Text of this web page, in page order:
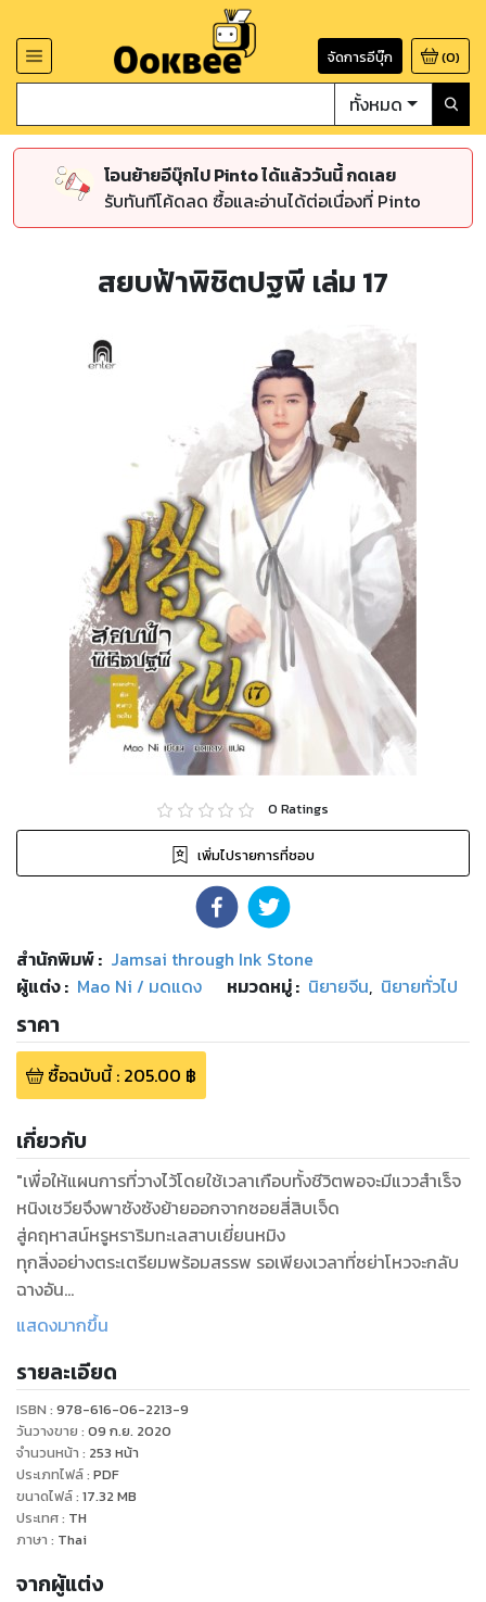
จัดการอีบุ๊ก (0)
ทั้งหมด
โอนย้ายอีบุ๊กไป Pinto ได้แล้ววันนี้ กดเลย
รับทันทีโค้ดลด ซื้อและอ่านได้ต่อเนื่องที่ Pinto
สยบฟ้าพิชิตปฐพี เล่ม 17
0 Ratings
เพิ่มไปรายการที่ชอบ
สำนักพิมพ์: Jamsai through Ink Stone
ผู้แต่ง : Mao Ni / มดแดง หมวดหมู่: นิยายจีน, นิยายทั่วไป
ราคา
ซื้อฉบับนี้: 205.00 ฿
เกี่ยวกับ
"เพื่อให้แผนการที่วางไว้โดยใช้เวลาเกือบทั้งชีวิตพอจะมีแววสำเร็จ
หนิงเชวียจึงพาซังซังย้ายออกจากซอยสี่สิบเจ็ด
สู่คฤหาสน์หรูหราริมทะเลสาบเยี่ยนหมิง
ทุกสิ่งอย่างตระเตรียมพร้อมสรรพ รอเพียงเวลาที่ซย่าโหวจะกลับ
ฉางอัน
มามอบคืนตำแหน่งแล้วใช้ชีวิตบั้นปลายอย่างสงบ
ที่จะเจอ
สตรีร้ายกาจที่เป็นดังอีกภาคร่างของตัวมันเอง!
บัดนี้นางผู้นั้นได้มาเคาะประตูบ้านหลังใหม่ของมันกับซังซังแล้ว!!
"
แสดงมากขึ้น
รายละเอียด
ISBN : 978-616-06-2213-9
วันวางขาย : 09 ก.ย. 2020
จำนวนหน้า : 253 หน้า
ประเภทไฟล์: PDF
ขนาดไฟล์: 17.32 MB
ประเทศ: TH
ภาษา : Thai
จากผู้แต่ง